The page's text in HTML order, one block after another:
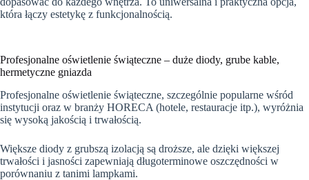
która łączy estetykę z funkcjonalnością.
Profesjonalne oświetlenie świąteczne – duże diody, grube kable,
hermetyczne gniazda
Profesjonalne oświetlenie świąteczne, szczególnie popularne wśród
instytucji oraz w branży HORECA (hotele, restauracje itp.), wyróżnia
się wysoką jakością i trwałością.
Większe diody z grubszą izolacją są droższe, ale dzięki większej
trwałości i jasności zapewniają długoterminowe oszczędności w
porównaniu z tanimi lampkami.